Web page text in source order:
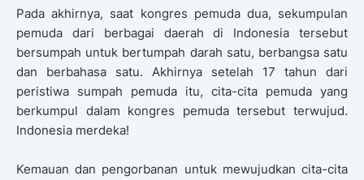
Pada akhirnya, saat kongres pemuda dua, sekumpulan
pemuda dari berbagai daerah di Indonesia tersebut
bersumpah untuk bertumpah darah satu, berbangsa satu
dan berbahasa satu. Akhirnya setelah 17 tahun dari
peristiwa sumpah pemuda itu, cita-cita pemuda yang
berkumpul dalam kongres pemuda tersebut terwujud.
Indonesia merdeka!
Kemauan dan pengorbanan untuk mewujudkan cita-cita